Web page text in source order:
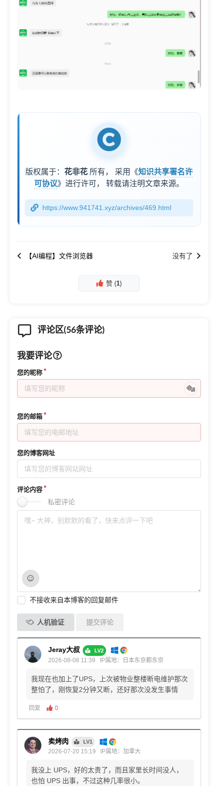
版权属于： 花非花 所有， 采用《知识共享署名许
可协议》进行许可， 转载请注明文章来源。
https://www.941741.xyz/archives/469.html
【AI编程】文件浏览器 没有了
赞 (1)
评论区(56条评论)
我要评论
您的昵称
您的邮箱
您的博客网址
评论内容
私密评论
不接收来自本博客的回复邮件
人机验证 提交评论
Jeray大叔 LV2
2026-08-08 11:39 IP属地：日本东京都东京
我现在也加上了UPS，上次被物业整楼断电维护那次
整怕了，刚恢复2分钟又断，还好那次没发生事情
回复 0
卖烤肉 LV1
2026-07-20 15:19 IP属地：加拿大
我没上 UPS，好的太贵了，而且家里长时间没人，
也怕 UPS 出事，不过这种几率很小。